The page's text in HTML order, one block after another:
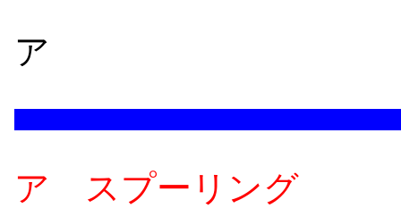
ア
ア スプーリング